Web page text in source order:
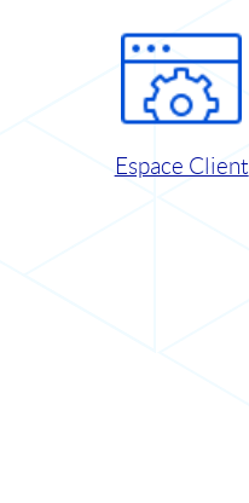
Espace Client